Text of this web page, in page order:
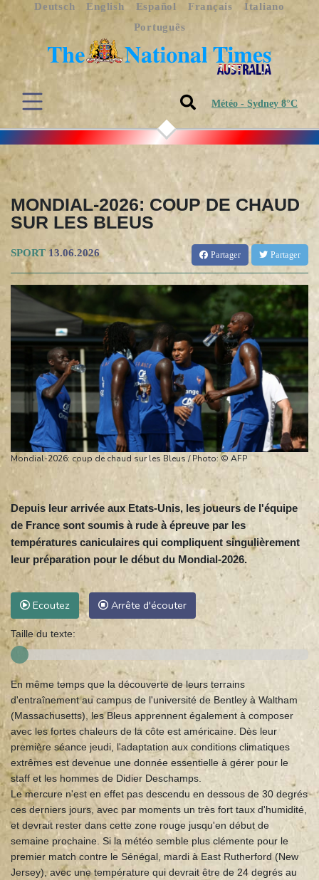
Deutsch English Español Français
Italiano
Português
Météo - Sydney 8°C
MONDIAL-2026: COUP DE CHAUD
SUR LES BLEUS
SPORT 13.06.2026 Partager Partager
Mondial-2026: coup de chaud sur les Bleus / Photo: © AFP
Depuis leur arrivée aux Etats-Unis, les joueurs de l'équipe
de France sont soumis à rude à épreuve par les
températures caniculaires qui compliquent singulièrement
leur préparation pour le début du Mondial-2026.
Ecoutez Arrête d'écouter
Taille du texte:
En même temps que la découverte de leurs terrains
d'entraînement au campus de l'université de Bentley à Waltham
(Massachusetts), les Bleus apprennent également à composer
avec les fortes chaleurs de la côte est américaine. Dès leur
première séance jeudi, l'adaptation aux conditions climatiques
extrêmes est devenue une donnée essentielle à gérer pour le
staff et les hommes de Didier Deschamps.
Le mercure n'est en effet pas descendu en dessous de 30 degrés
ces derniers jours, avec par moments un très fort taux d'humidité,
et devrait rester dans cette zone rouge jusqu'en début de
semaine prochaine. Si la météo semble plus clémente pour le
premier match contre le Sénégal, mardi à East Rutherford (New
Jersey), avec une température qui devrait être de 24 degrés au